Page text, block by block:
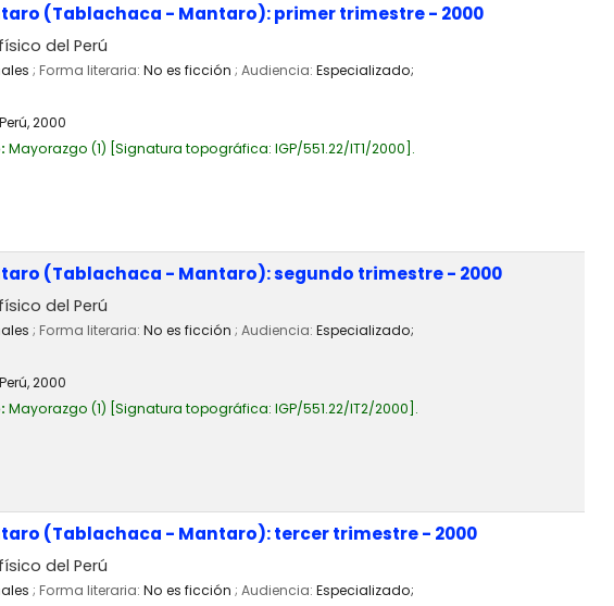
(Tablachaca - Mantaro): primer trimestre - 2000
del Perú
; Forma literaria: No es ficción ; Audiencia: Especializado;
2000
Mayorazgo (1) Signatura topográfica: IGP/551.22/IT1/2000 .
(Tablachaca - Mantaro): segundo trimestre - 2000
del Perú
; Forma literaria: No es ficción ; Audiencia: Especializado;
2000
Mayorazgo (1) Signatura topográfica: IGP/551.22/IT2/2000 .
(Tablachaca - Mantaro): tercer trimestre - 2000
del Perú
; Forma literaria: No es ficción ; Audiencia: Especializado;